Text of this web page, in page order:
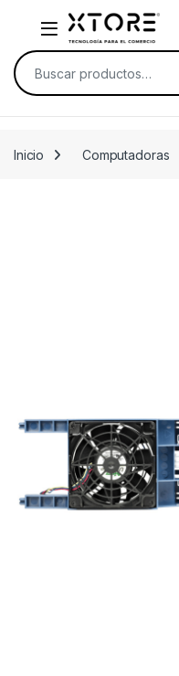
Skip to navigation
Skip to content
Buscar por:
Inicio Computadoras